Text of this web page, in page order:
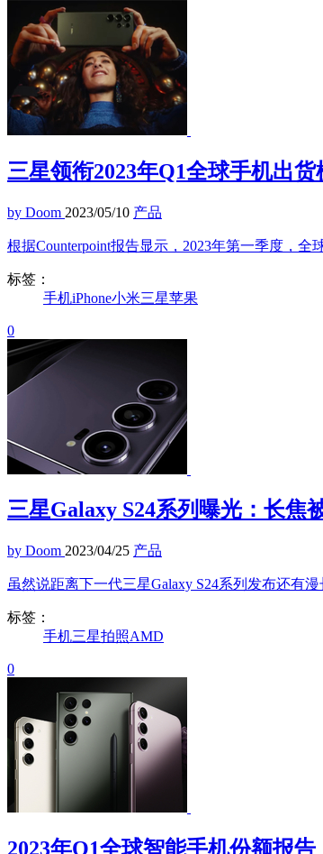
三星领衔2023年Q1全球手机出
by Doom 2023/05/10 产品
根据Counterpoint报告显示，2023年第一季度，
标签：
手机iPhone小米三星苹果
0
三星Galaxy S24系列曝光：长焦
by Doom 2023/04/25 产品
虽然说距离下一代三星Galaxy S24系列发布还有
标签：
手机三星拍照AMD
0
2023年Q1全球智能手机份额报